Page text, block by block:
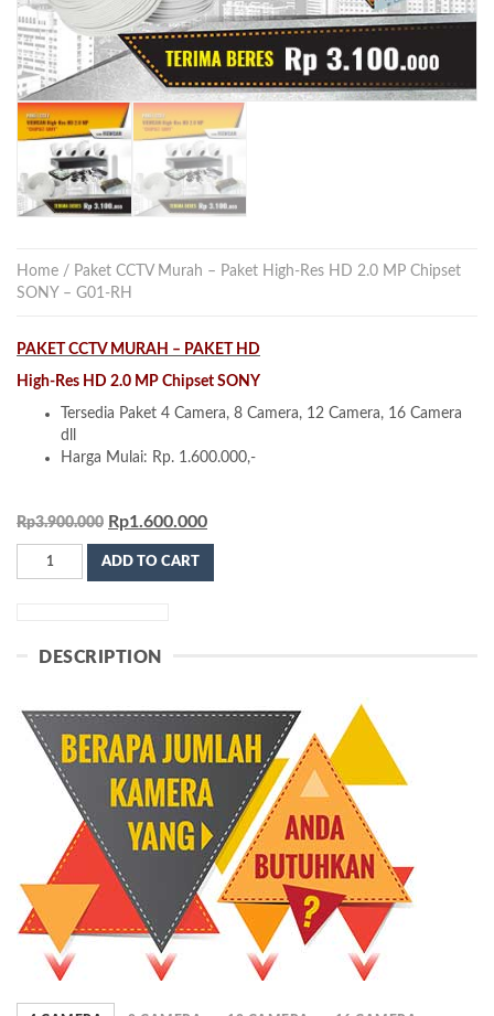
Home / Paket CCTV Murah – Paket High-Res HD 2.0 MP Chipset
SONY – G01-RH
PAKET CCTV MURAH – PAKET HD
High-Res HD 2.0 MP Chipset SONY
Tersedia Paket 4 Camera, 8 Camera, 12 Camera, 16 Camera
dll
Harga Mulai: Rp. 1.600.000,-
Rp3.900.000 Rp1.600.000
Paket
CCTV
High-
HD
2.0
Chipset
quantity
ADD TO CART
DESCRIPTION